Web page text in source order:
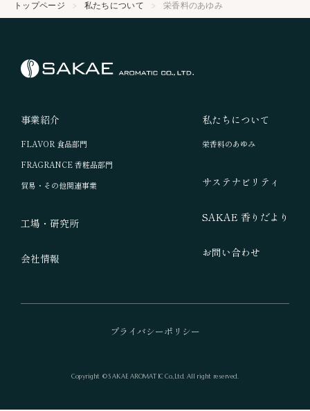
トップページ 私たちについて 栄香料のあゆみ
事業紹介
FLAVOR 食品部門
FRAGRANCE 香粧品部門
貿易・その他関連事業
工場・研究所
会社情報
私たちについて
栄香料のあゆみ
サステナビリティ
SAKAE 香りだより
お問い合わせ
プライバシーポリシー
Copyright © SAKAE AROMATIC Co.,Ltd. All right reserved.